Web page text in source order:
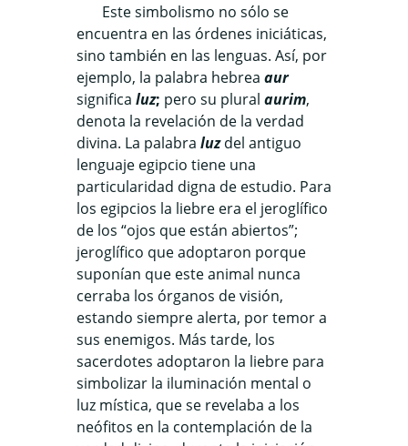
Este simbolismo no sólo se
encuentra en las órdenes iniciáticas,
sino también en las lenguas. Así, por
ejemplo, la palabra hebrea aur
significa luz; pero su plural aurim,
denota la revelación de la verdad
divina. La palabra luzdel antiguo
lenguaje egipcio tiene una
particularidad digna de estudio. Para
los egipcios la liebre era el jeroglífico
de los “ojos que están abiertos”;
jeroglífico que adoptaron porque
suponían que este animal nunca
cerraba los órganos de visión,
estando siempre alerta, por temor a
sus enemigos. Más tarde, los
sacerdotes adoptaron la liebre para
simbolizar la iluminación mental o
luz mística, que se revelaba a los
neófitos en la contemplación de la